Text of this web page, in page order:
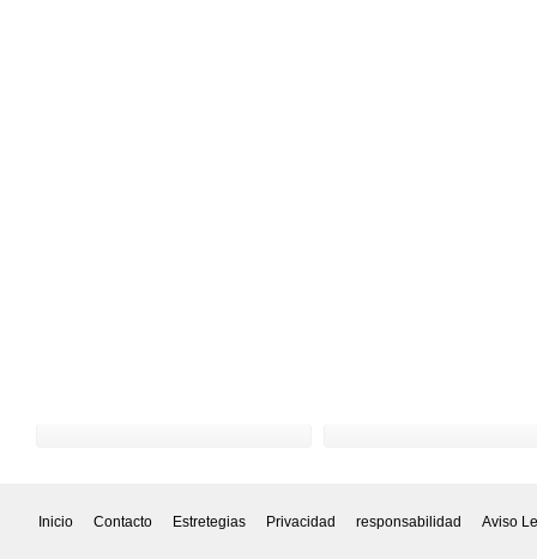
Inicio Contacto Estretegias Privacidad responsabilidad Aviso